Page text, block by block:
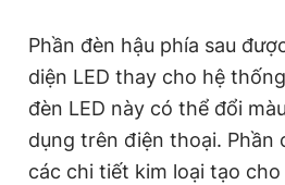
Phần đèn hậu phía sau
diện LED thay cho hệ
đèn LED này có thể đổi
dụng trên điện thoại. Phần
các chi tiết kim loại tạo